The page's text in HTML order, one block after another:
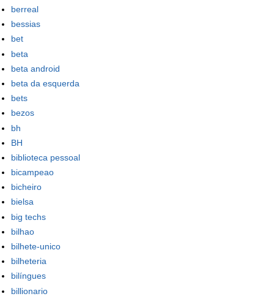
berreal
bessias
bet
beta
beta android
beta da esquerda
bets
bezos
bh
BH
biblioteca pessoal
bicampeao
bicheiro
bielsa
big techs
bilhao
bilhete-unico
bilheteria
bilíngues
billionario